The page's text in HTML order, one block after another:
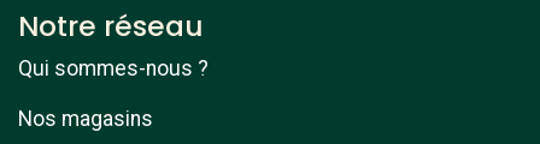
Notre réseau
Qui sommes-nous ?
Nos magasins